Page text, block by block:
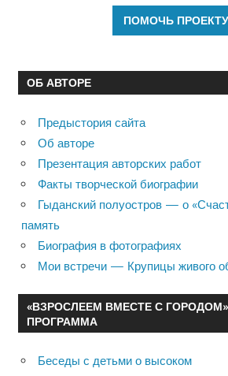
ОБ АВТОРЕ
Предыстория сайта
Об авторе
Презентация авторских работ
Факты творческой биографии
Гыданский полуостров — о
память
Биография в фотографиях
Мои встречи — Крупицы живого
«ВЗРОСЛЕЕМ ВМЕСТЕ С
ПРОГРАММА
Беседы с детьми о высоком